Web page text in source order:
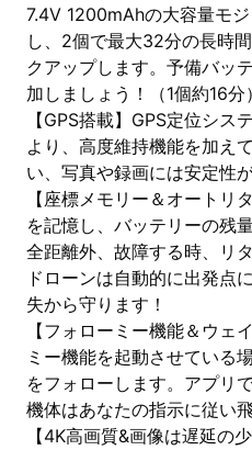
7.4V 1200mAhの大容量モ
し、2個で最大32分の長時
クアップします。予備バッ
加しましょう！（1個約16分）
【GPS搭載】GPS定位シ
より、高度維持機能を加え
い、写真や録画には安定性
【座標メモリー＆オートリ
を記憶し、バッテリーの残
全距離外、故障する時、リ
ドローンは自動的に出発点
失から守ります！
【フォローミー機能＆ウェ
ミー機能を起動させている
をフォローします。アプリ
機体はあなたの指示に従い
【4K高画質&画像は遅延の